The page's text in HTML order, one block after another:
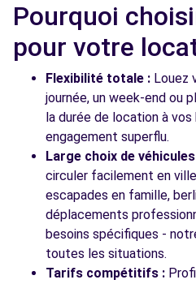
Free2Move Rent - MAVIA
ALFORT (C)
MAISONS-ALFORT, 94700
Voir l'agence
Voir toutes
Pourquoi
pour votre
Flexibilité totale : Louez
journée, un week-end ou
la durée de location à vos
engagement superflu.
Large choix de
circuler facilement en
escapades en famille,
déplacements
besoins spécifiques -
toutes les situations.
Tarifs compétitifs :